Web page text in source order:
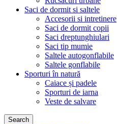
Saci de dormit si saltele
Accesorii si intretinere
Saci de dormit copii
Saci dreptunghiulari
Saci tip mumie
Saltele autogonflabile
Saltele gonflabile
Sporturi în natură
Caiace și padele
Sporturi de iarna
Veste de salvare
Search